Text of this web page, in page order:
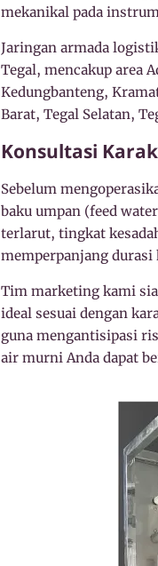
mekanikal pada
Jaringan armada
Tegal, mencakup area
Kedungbanteng,
Barat, Tegal Selatan,
Konsultasi
Sebelum
baku umpan (feed
terlarut, tingkat
memperpanjang
Tim marketing kami
ideal sesuai dengan
guna mengantisipasi
air murni Anda dapat